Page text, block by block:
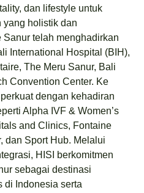
dan lifestyle untuk
yang holistik dan
telah menghadirkan
International Hospital (BIH),
The Meru Sanur, Bali
Convention Center. Ke
dengan kehadiran
Alpha IVF & Women’s
and Clinics, Fontaine
dan Sport Hub. Melalui
HISI berkomitmen
sebagai destinasi
di Indonesia serta